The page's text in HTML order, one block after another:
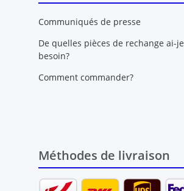
Communiqués de presse
De quelles pièces de rechange ai-je
besoin?
Comment commander?
Méthodes de livraison